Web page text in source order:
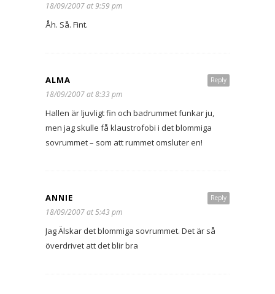
18/09/2007 at 9:59 pm
Åh. Så. Fint.
Reply
ALMA
18/09/2007 at 8:33 pm
Hallen är ljuvligt fin och badrummet funkar ju,
men jag skulle få klaustrofobi i det blommiga
sovrummet – som att rummet omsluter en!
Reply
ANNIE
18/09/2007 at 5:43 pm
Jag Älskar det blommiga sovrummet. Det är så
överdrivet att det blir bra